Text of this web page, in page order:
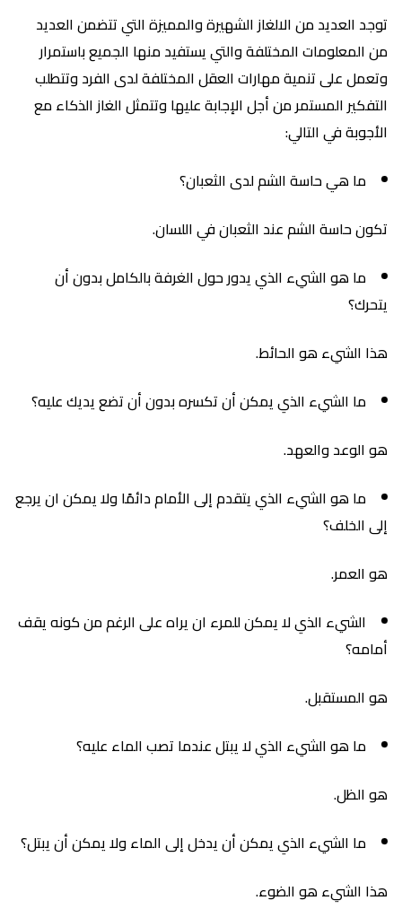
توجد العديد من الالغاز الشهيرة والمميزة التي تتضمن العديد
من المعلومات المختلفة والتي يستفيد منها الجميع باستمرار
وتعمل على تنمية مهارات العقل المختلفة لدى الفرد وتتطلب
التفكير المستمر من أجل الإجابة عليها وتتمثل الغاز الذكاء مع
الأجوبة في التالي:
ما هي حاسة الشم لدى الثعبان؟
تكون حاسة الشم عند الثعبان في اللسان.
ما هو الشيء الذي يدور حول الغرفة بالكامل بدون أن
يتحرك؟
هذا الشيء هو الحائط.
ما الشيء الذي يمكن أن تكسره بدون أن تضع يديك عليه؟
هو الوعد والعهد.
ما هو الشيء الذي يتقدم إلى الأمام دائمًا ولا يمكن ان يرجع
إلى الخلف؟
هو العمر.
الشيء الذي لا يمكن للمرء ان يراه على الرغم من كونه يقف
أمامه؟
هو المستقبل.
ما هو الشيء الذي لا يبتل عندما تصب الماء عليه؟
هو الظل.
ما الشيء الذي يمكن أن يدخل إلى الماء ولا يمكن أن يبتل؟
هذا الشيء هو الضوء.